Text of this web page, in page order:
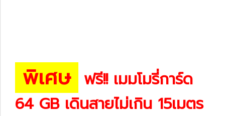
พิเศษ ฟรี!! เมมโมรี่การ์ด
64 GB เดินสายไม่เกิน 15เมตร